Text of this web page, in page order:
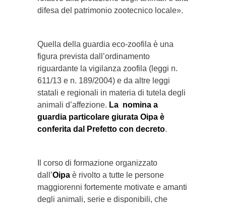
difesa del patrimonio zootecnico locale».
Quella della guardia eco-zoofila è una
figura prevista dall’ordinamento
riguardante la vigilanza zoofila (leggi n.
611/13 e n. 189/2004) e da altre leggi
statali e regionali in materia di tutela degli
animali d’affezione. La nomina a
guardia particolare giurata Oipa è
conferita dal Prefetto con decreto.
Il corso di formazione organizzato
dall’Oipa è rivolto a tutte le persone
maggiorenni fortemente motivate e amanti
degli animali, serie e disponibili, che